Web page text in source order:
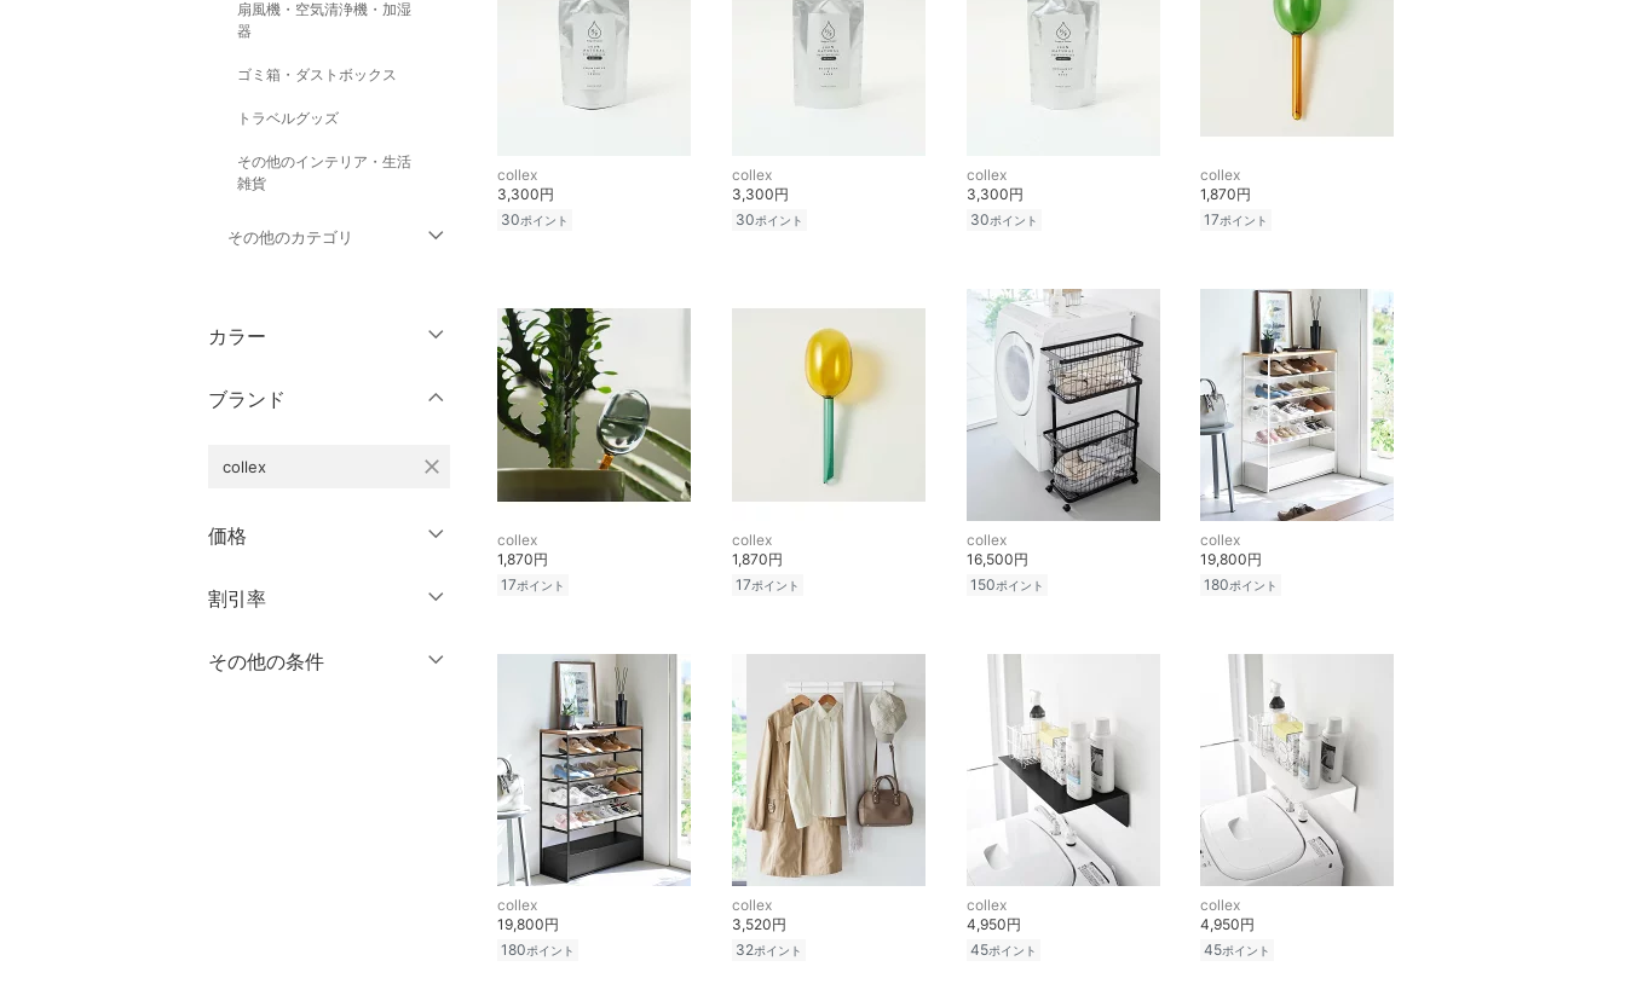
扇風機・空気清浄機・加湿
器
ゴミ箱・ダストボックス
トラベルグッズ
その他のインテリア・生活
雑貨
その他のカテゴリ
パンツ
ワンピース・ドレス
スカート
ーオール
バッグ
カラー
クリア
ブランド
collex close
価格
絞り込み
割引率
％OFF～ ％OFF
その他の条件
collex
3,300円
30ポイント
collex
3,300円
30ポイント
collex
3,300円
30ポイント
collex
1,870円
17ポイント
collex
1,870円
17ポイント
collex
1,870円
17ポイント
collex
16,500円
150ポイント
collex
19,800円
180ポイント
collex
19,800円
180ポイント
collex
3,520円
32ポイント
collex
4,950円
45ポイント
collex
4,950円
45ポイント